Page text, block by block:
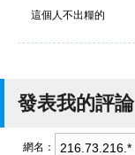
這個人不出糧的
發表我的評論
網名：